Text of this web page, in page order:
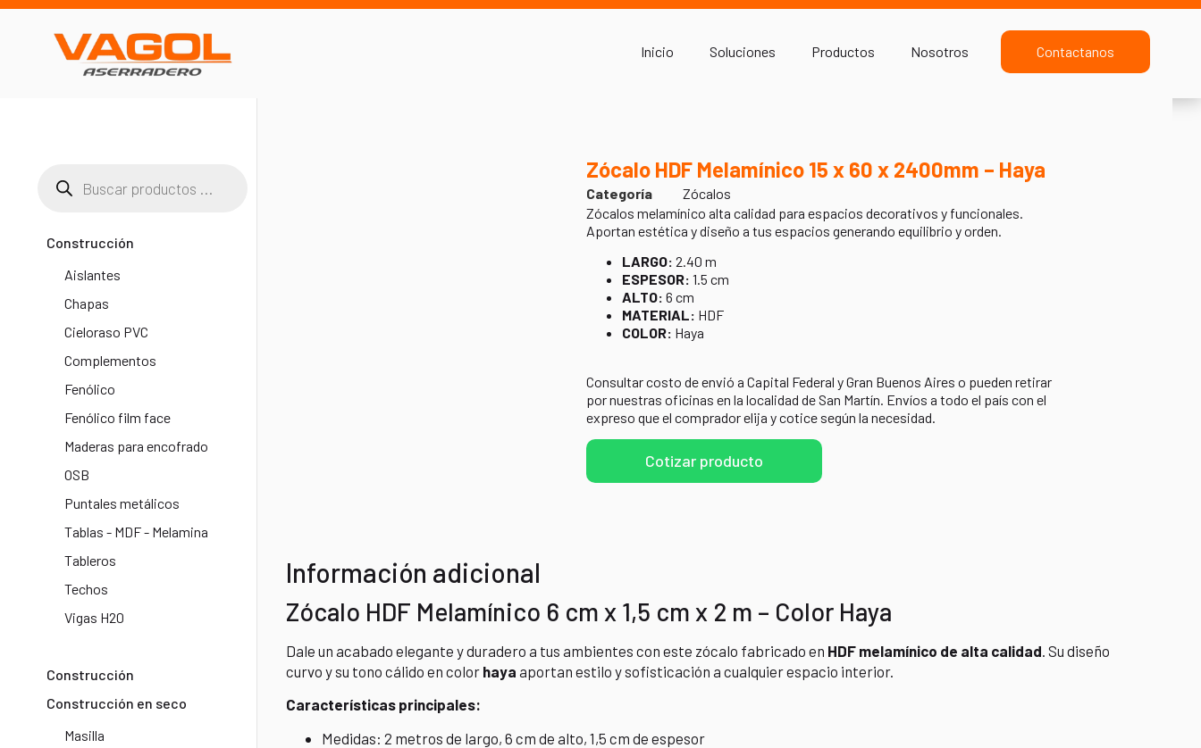
Inicio Soluciones Productos Nosotros Contactanos
Construcción
Aislantes
Chapas
Cieloraso PVC
Complementos
Fenólico​
Fenólico film face​
Maderas para encofrado
OSB
Puntales metálicos
Tablas - MDF - Melamina
Tableros
Techos
Vigas H20​
Construcción
Construcción en seco
Masilla
Zócalo HDF Melamínico 15 x 60 x 2400mm – Haya
Categoría
Zócalos
Zócalos melamínico alta calidad para espacios decorativos y funcionales.
Aportan estética y diseño a tus espacios generando equilibrio y orden.
LARGO: 2.40 m
ESPESOR: 1.5 cm
ALTO: 6 cm
MATERIAL: HDF
COLOR: Haya
Consultar costo de envió a Capital Federal y Gran Buenos Aires o pueden retirar
por nuestras oficinas en la localidad de San Martín. Envíos a todo el país con el
expreso que el comprador elija y cotice según la necesidad.
Cotizar producto
Información adicional
Zócalo HDF Melamínico 6 cm x 1,5 cm x 2 m – Color Haya
Dale un acabado elegante y duradero a tus ambientes con este zócalo fabricado en HDF melamínico de alta calidad . Su diseño
curvo y su tono cálido en color haya aportan estilo y sofisticación a cualquier espacio interior.
Características principales:
Medidas: 2 metros de largo, 6 cm de alto, 1,5 cm de espesor